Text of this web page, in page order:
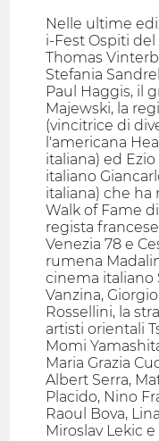
Nelle ultime
i-Fest Ospiti
Thomas
Stefania
Paul Haggis, il
Majewski, la
(vincitrice di
l'americana
italiana) ed
italiano
italiana) che ha
Walk of Fame
regista
Venezia 78 e
rumena
cinema italiano
Vanzina,
Rossellini, la
artisti orientali
Momi
Maria Grazia
Albert Serra,
Placido, Nino
Raoul Bova,
Miroslav Lekic